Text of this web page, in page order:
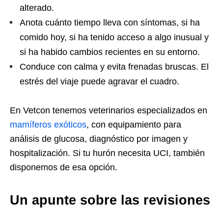
alterado.
Anota cuánto tiempo lleva con síntomas, si ha
comido hoy, si ha tenido acceso a algo inusual y
si ha habido cambios recientes en su entorno.
Conduce con calma y evita frenadas bruscas. El
estrés del viaje puede agravar el cuadro.
En Vetcon tenemos veterinarios especializados en
mamíferos exóticos, con equipamiento para
análisis de glucosa, diagnóstico por imagen y
hospitalización. Si tu hurón necesita UCI, también
disponemos de esa opción.
Un apunte sobre las revisiones